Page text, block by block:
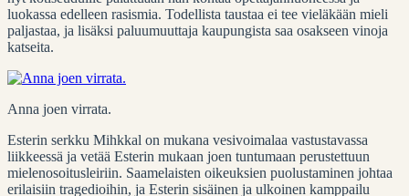
luokassa edelleen rasismia. Todellista taustaa ei tee vieläkään mieli
paljastaa, ja lisäksi paluumuuttaja kaupungista saa osakseen vinoja
katseita.
Anna joen virrata.
Esterin serkku Mihkkal on mukana vesivoimalaa vastustavassa
liikkeessä ja vetää Esterin mukaan joen tuntumaan perustettuun
mielenosoitusleiriin. Saamelaisten oikeuksien puolustaminen johtaa
erilaisiin tragedioihin, ja Esterin sisäinen ja ulkoinen kamppailu